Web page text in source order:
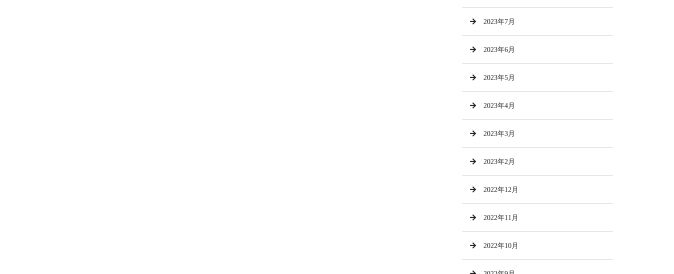
2023年7月
2023年6月
2023年5月
2023年4月
2023年3月
2023年2月
2022年12月
2022年11月
2022年10月